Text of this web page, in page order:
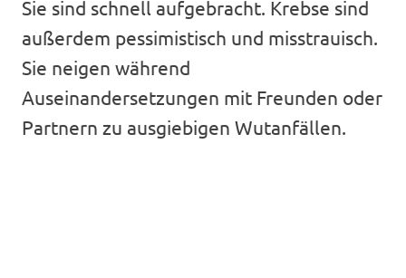
Sie sind schnell aufgebracht. Krebse sind
außerdem pessimistisch und misstrauisch.
Sie neigen während
Auseinandersetzungen mit Freunden oder
Partnern zu ausgiebigen Wutanfällen.